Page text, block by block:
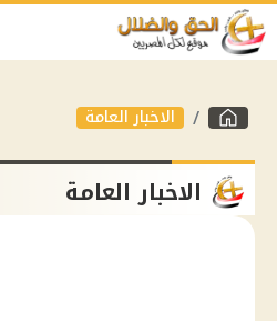
الاخبار العامة
الاخبار العامة